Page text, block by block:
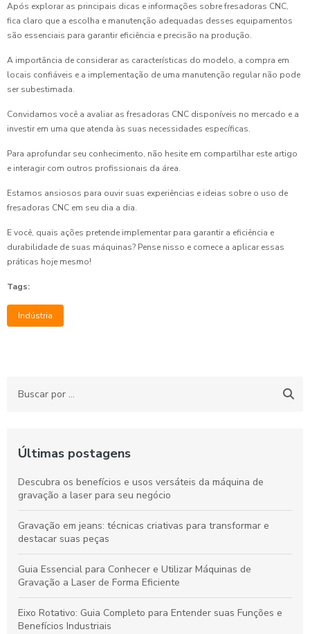
Após explorar as principais dicas e informações sobre fresadoras CNC,
fica claro que a escolha e manutenção adequadas desses equipamentos
são essenciais para garantir eficiência e precisão na produção.
A importância de considerar as características do modelo, a compra em
locais confiáveis e a implementação de uma manutenção regular não pode
ser subestimada.
Convidamos você a avaliar as fresadoras CNC disponíveis no mercado e a
investir em uma que atenda às suas necessidades específicas.
Para aprofundar seu conhecimento, não hesite em compartilhar este artigo
e interagir com outros profissionais da área.
Estamos ansiosos para ouvir suas experiências e ideias sobre o uso de
fresadoras CNC em seu dia a dia.
E você, quais ações pretende implementar para garantir a eficiência e
durabilidade de suas máquinas? Pense nisso e comece a aplicar essas
práticas hoje mesmo!
Tags:
Indústria
Últimas postagens
Descubra os benefícios e usos versáteis da máquina de
gravação a laser para seu negócio
Gravação em jeans: técnicas criativas para transformar e
destacar suas peças
Guia Essencial para Conhecer e Utilizar Máquinas de
Gravação a Laser de Forma Eficiente
Eixo Rotativo: Guia Completo para Entender suas Funções e
Benefícios Industriais